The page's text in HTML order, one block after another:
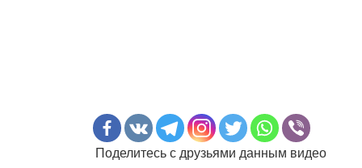
Поделитесь с друзьями данным видео